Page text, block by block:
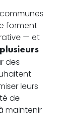
forment
— et
des
leurs
de
maintenir